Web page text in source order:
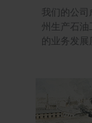
我们的公司
州生产石油
的业务发展